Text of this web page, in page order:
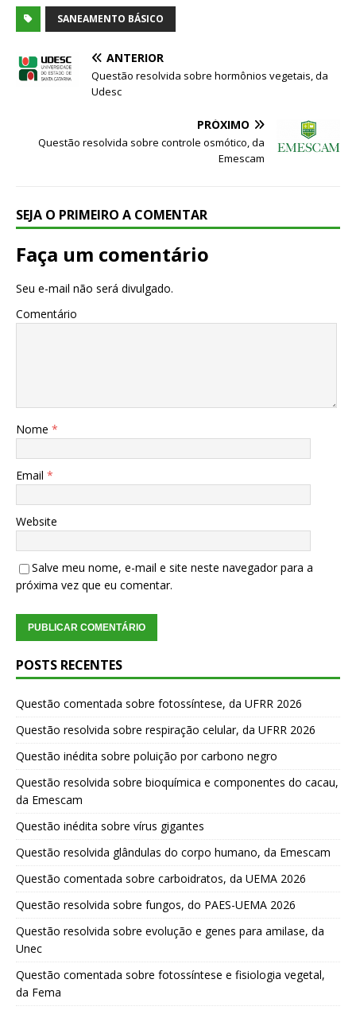
SANEAMENTO BÁSICO
ANTERIOR
Questão resolvida sobre hormônios vegetais, da
Udesc
PRÓXIMO
Questão resolvida sobre controle osmótico, da
Emescam
SEJA O PRIMEIRO A COMENTAR
Faça um comentário
Seu e-mail não será divulgado.
Comentário
Nome *
Email *
Website
Salve meu nome, e-mail e site neste navegador para a
próxima vez que eu comentar.
POSTS RECENTES
Questão comentada sobre fotossíntese, da UFRR 2026
Questão resolvida sobre respiração celular, da UFRR 2026
Questão inédita sobre poluição por carbono negro
Questão resolvida sobre bioquímica e componentes do cacau,
da Emescam
Questão inédita sobre vírus gigantes
Questão resolvida glândulas do corpo humano, da Emescam
Questão comentada sobre carboidratos, da UEMA 2026
Questão resolvida sobre fungos, do PAES-UEMA 2026
Questão resolvida sobre evolução e genes para amilase, da
Unec
Questão comentada sobre fotossíntese e fisiologia vegetal,
da Fema